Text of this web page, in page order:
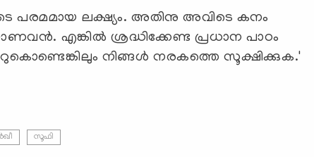
പരമമായ ലക്ഷ്യം. അതിനു അവിടെ കനം
എങ്കിൽ ശ്രദ്ധിക്കേണ്ട പ്രധാന പാഠം
നിങ്ങൾ നരകത്തെ സൂക്ഷിക്കുക.'
സൂഫി